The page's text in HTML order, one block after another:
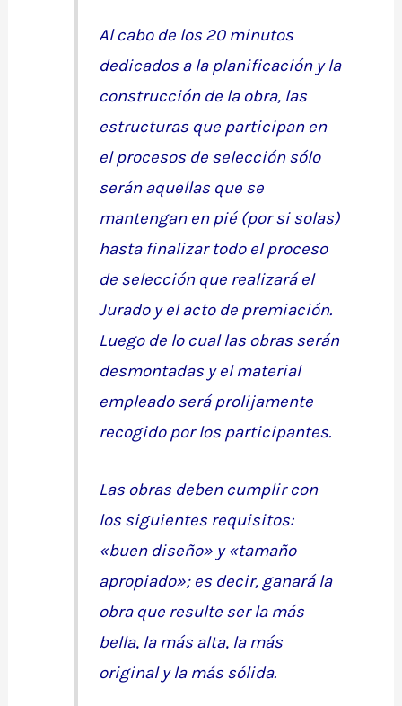
Al cabo de los 20 minutos
dedicados a la planificación y la
construcción de la obra, las
estructuras que participan en
el procesos de selección sólo
serán aquellas que se
mantengan en pié (por si solas)
hasta finalizar todo el proceso
de selección que realizará el
Jurado y el acto de premiación.
Luego de lo cual las obras serán
desmontadas y el material
empleado será prolijamente
recogido por los participantes.
Las obras deben cumplir con
los siguientes requisitos:
«buen diseño» y «tamaño
apropiado»; es decir, ganará la
obra que resulte ser la más
bella, la más alta, la más
original y la más sólida.